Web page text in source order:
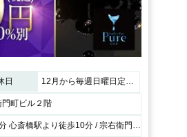
日 12月から毎週日曜日定休日 臨時休業日1月4、5、6日
町ビル２階
各線、日本橋駅より徒歩5分 難波駅より徒歩10分 心斎橋駅より徒歩10分 / 宗右衛門町通り BRAVI宗右衛門町ビル２階